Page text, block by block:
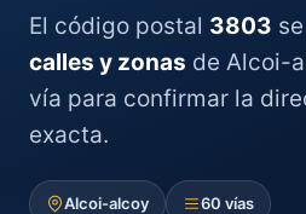
El código postal 3803
calles y zonas de Alcoi-
vía para confirmar la
exacta.
Alcoi-alcoy 60 vías